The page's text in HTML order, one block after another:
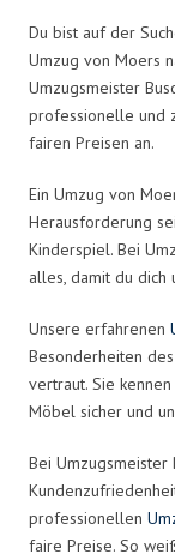
Du bist auf der
Umzug von Moers
Umzugsmeister
professionelle und
fairen Preisen an.
Ein Umzug von
Herausforderung
Kinderspiel. Bei
alles, damit du dich
Unsere erfahrenen
Besonderheiten
vertraut. Sie
Möbel sicher und
Bei
professionellen
faire Preise. So